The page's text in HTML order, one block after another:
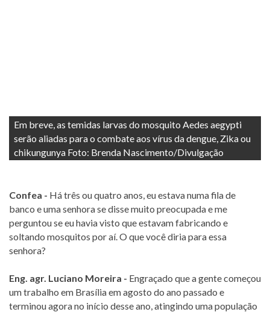
Em breve, as temidas larvas do mosquito Aedes aegypti
serão aliadas para o combate aos vírus da dengue, Zika ou
chikungunya Foto: Brenda Nascimento/Divulgação
Confea - Há três ou quatro anos, eu estava numa fila de
banco e uma senhora se disse muito preocupada e me
perguntou se eu havia visto que estavam fabricando e
soltando mosquitos por aí. O que você diria para essa
senhora?
Eng. agr. Luciano Moreira - Engraçado que a gente começou
um trabalho em Brasília em agosto do ano passado e
terminou agora no início desse ano, atingindo uma população